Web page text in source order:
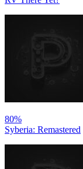
80%
Syberia: Remastered